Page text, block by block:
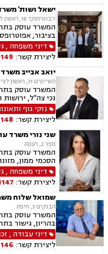
ישאל ושות'
ז'בוטינסקי 18, ראשון לציון
המשרד עוסק
בציבור,
גירושין, טוען
שהות, אומנה,
בניה, עסקאות
צווי מניעה,
עסקי, סכסוכי
דיני משפחה ,
ליצירת קשר:
יואב אבייב משרד
השייטים 31, ראשון לציון
המשרד עוסק
נכי צה"ל, ירושות
סיעודי, תביעות
תאונות דרכים,
כושר עבודה,
נזקי גוף
ליצירת קשר:
שני נורי משרד
נופר 2, רעננה
המשרד עוסק
הסכמי ממון,
תיאום הורי,
הורי,
ליטיגציה, ייפוי
דיני משפחה ,
ליצירת קשר:
שמואל שלוח
הבנקים 3, חיפה
המשרד עוסק
בהריון, גישור
דיני עבודה ,
ליצירת קשר: